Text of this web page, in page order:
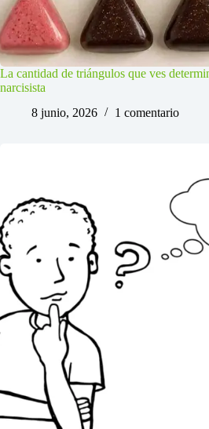
La cantidad de triángulos que ves
narcisista
8 junio, 2026
1 comentario